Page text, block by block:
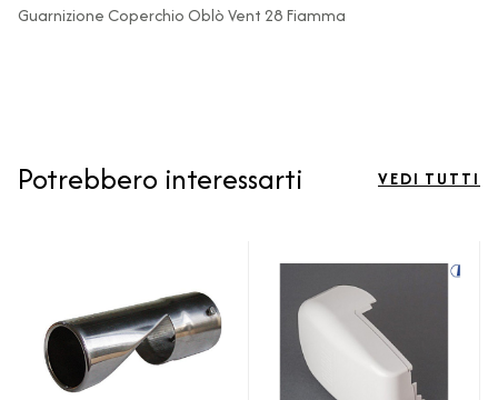
Guarnizione Coperchio Oblò Vent 28 Fiamma
Potrebbero interessarti VEDI TUTTI